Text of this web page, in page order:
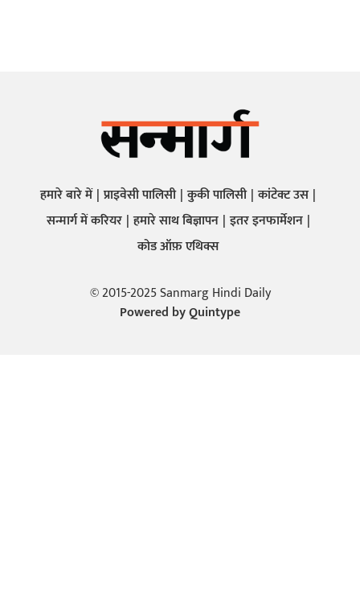
हमारे बारे में प्राइवेसी पालिसी कुकी पालिसी कांटेक्ट उस
सन्मार्ग में करियर हमारे साथ बिज्ञापन इतर इनफार्मेशन
कोड ऑफ़ एथिक्स
© 2015-2025 Sanmarg Hindi Daily
Powered byQuintype